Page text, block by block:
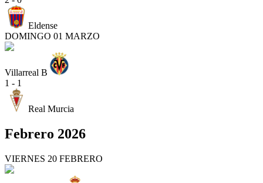
Eldense
DOMINGO 01 MARZO
Villarreal B
1 - 1
Real Murcia
Febrero 2026
VIERNES 20 FEBRERO